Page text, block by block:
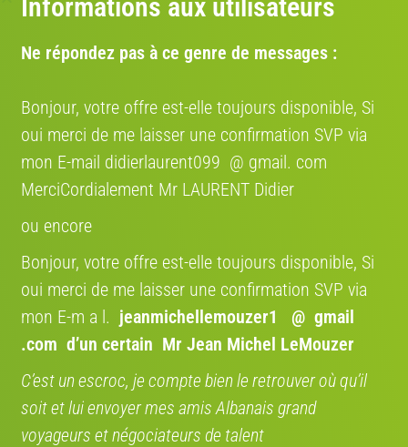
Région:
Adresse: Leers, Nord, France
Itinéraire:
Voir sur la carte
Marque
Année
Modèle V-IA
Informations aux utilisateurs
Ne répondez pas à ce genre de messages :
Bonjour, votre offre est-elle toujours disponible, Si
oui merci de me laisser une confirmation SVP via
mon E-mail didierlaurent099 @ gmail. com
MerciCordialement Mr LAURENT Didier
ou encore
Bonjour, votre offre est-elle toujours disponible, Si
oui merci de me laisser une confirmation SVP via
mon E-m a l. jeanmichellemouzer1 @ gmail
.com d’un certain Mr Jean Michel LeMouzer
C’est un escroc, je compte bien le retrouver où qu’il
soit et lui envoyer mes amis Albanais grand
voyageurs et négociateurs de talent